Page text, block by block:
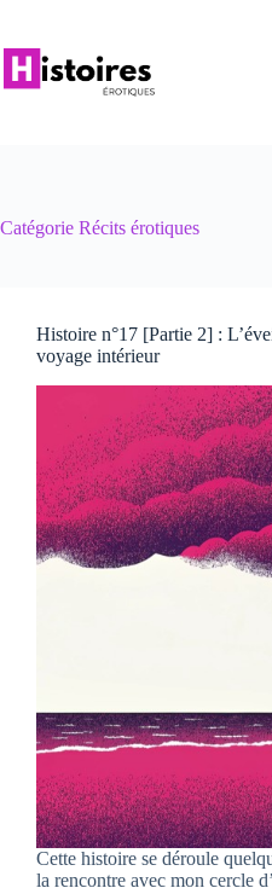
contenu
Catégorie Récits érotiques
Histoire n°17 [Partie 2] :
voyage intérieur
Cette histoire se déroule
la rencontre avec mon cercle